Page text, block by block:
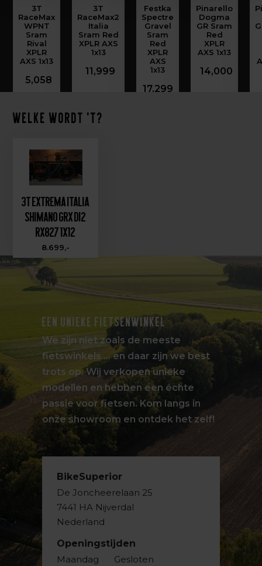
3T
RaceMax
WPNT
Sram
Rival
XPLR
AXS 1x13
5,058
3T
RaceMax2
Italia
Sram Red
XPLR AXS
1x13
11,999
Festka
Spectre
Gravel
Sram
Red
XPLR
AXS
1x13
17,299
Pinarello
Dogma
GR Sram
Red
XPLR
AXS 1x13
14,000
Welke wordt 't?
3T Extrema Italia
Shimano GRX Di2
RX827 1x12
8.699,-
EEN UNIEKE FIETSENWINKEL
We zijn niet zoals de meeste
fietswinkels … en daar zijn we best
trots op. Wij verkopen unieke
modellen en hebben een échte
passie voor fietsen. Kom langs in
onze showroom en ontdek het zelf!
BikeSuperior
De Joncheerelaan 25
7441 HA Nijverdal
Nederland
Openingstijden
Maandag
Gesloten